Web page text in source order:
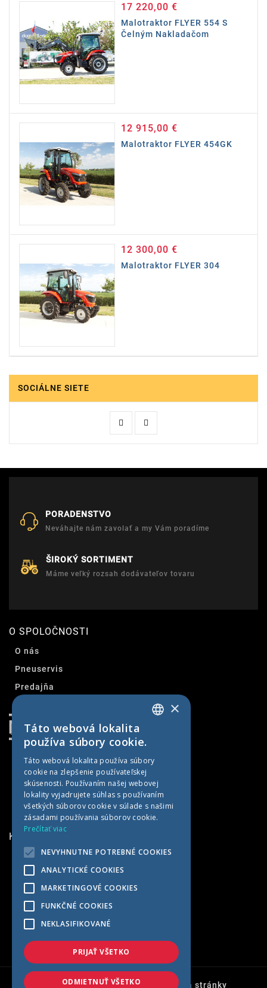
17 220,00 €Cena
Malotraktor FLYER 554 S
Čelným Nakladačom
12 915,00 €Cena
Malotraktor FLYER 454GK
12 300,00 €Cena
Malotraktor FLYER 304
SOCIÁLNE SIETE
PORADENSTVO
Neváhajte nám zavolať a my Vám poradíme
ŠIROKÝ SORTIMENT
Máme veľký rozsah dodávateľov tovaru
O SPOLOČNOSTI
O nás
Pneuservis
Predajňa
KONTAKTNÉ INFORMÁCIE
MET AGRO
Kočín 100
922 04 Kočín-Lančár
Slovensko
+421 33 7791569
met@met-agro.sk
Ochrana osobných údajov Mapa stránky
SLOVAK
GERMAN
HUNGARIAN
×
Táto webová lokalita
používa súbory cookie.
Táto webová lokalita používa súbory
cookie na zlepšenie používateľskej
skúsenosti. Používaním našej webovej
lokality vyjadrujete súhlas s používaním
všetkých súborov cookie v súlade s našimi
zásadami používania súborov cookie.
Prečítať viac
NEVYHNUTNE POTREBNÉ COOKIES
ANALYTICKÉ COOKIES
MARKETINGOVÉ COOKIES
FUNKČNÉ COOKIES
NEKLASIFIKOVANÉ
PRIJAŤ VŠETKO
ODMIETNUŤ VŠETKO